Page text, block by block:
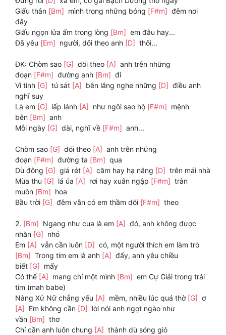
Giấu thân [Bm] mình trong những bóng [F#m] đêm nơi
đây
Giấu ngọn lửa ấm trong lòng [Bm] em đâu hay...
Đã yêu [Em] người, dõi theo anh [D] thôi...
ĐK: Chòm sao [G] dõi theo [A] anh trên những
đoạn [F#m] đường anh [Bm] đi
Vì tinh [G] tú sát [A] bên lắng nghe những [D] điều anh
nghĩ suy
Là em [G] lấp lánh [A] như ngôi sao hộ [F#m] mệnh
bên [Bm] anh
Mỗi ngày [G] dài, nghĩ về [F#m] anh...
Chòm sao [G] dõi theo [A] anh trên những
đoạn [F#m] đường ta [Bm] qua
Dù đông [G] giá rét [A] căm hay hạ nắng [D] trên mái nhà
Mùa thu [G] lá úa [A] rơi hay xuân ngập [F#m] tràn
muôn [Bm] hoa
Bầu trời [G] đêm vẫn có em thầm dõi [F#m] theo
2. [Bm] Ngang như cua là em [A] đó, anh không được
nhăn [G] nhó
Em [A] vẫn cần luôn [D] có, một người thích em làm trò
[Bm] Trong tim em là anh [A] đấy, anh yêu chiều
biết [G] mấy
Có thể [A] mang chỉ một mình [Bm] em Cự Giải trong trái
tim (mah babe)
Nàng Xử Nữ chẳng yếu [A] mềm, nhiều lúc quá thờ [G] ơ
[A] Em không cần [D] lời nói anh ngọt ngào như
vần [Bm] thơ
Chỉ cần anh luôn chung [A] thành dù sóng gió